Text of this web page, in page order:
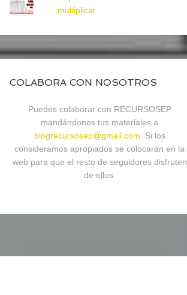
multiplicar
COLABORA CON NOSOTROS
Puedes colaborar con RECURSOSEP
mandándonos tus materiales a
blogrecursosep@gmail.com . Si los
consideramos apropiados se colocarán en la
web para que el resto de seguidores disfruten
de ellos.